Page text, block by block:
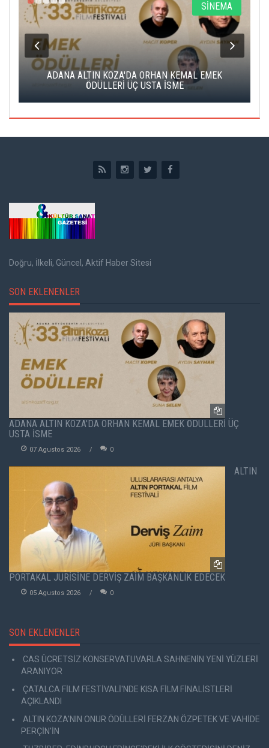
SİNEMA
ADANA ALTIN KOZA'DA ORHAN KEMAL EMEK
ÖDÜLLERİ ÜÇ USTA İSME
Doğru, İlkeli, Güncel, Aktif Haber Sitesi
SON EKLENENLER
ADANA ALTIN KOZA'DA ORHAN KEMAL EMEK ÖDÜLLERİ ÜÇ
USTA İSME
07 Agustos 2026 0
ALTIN
PORTAKAL JÜRİSİNE DERVİŞ ZAİM BAŞKANLIK EDECEK
05 Agustos 2026 0
SON EKLENENLER
CAS ÜCRETSİZ KONSERVATUVARLA SAHNENİN YENİ YÜZLERİ
ARANIYOR
ÇATALCA FİLM FESTİVALİ'NDE KISA FİLM FİNALİSTLERİ
AÇIKLANDI
ALTIN KOZA'NIN ONUR ÖDÜLLERİ FERZAN ÖZPETEK VE VAHİDE
PERÇİN'İN